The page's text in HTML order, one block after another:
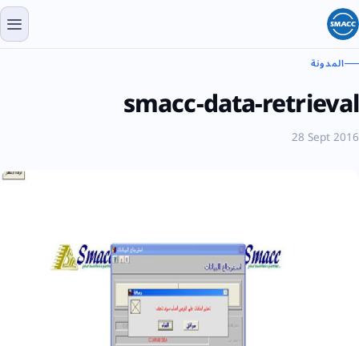
المدونة
smacc-data-retrieval
28 Sept 2016